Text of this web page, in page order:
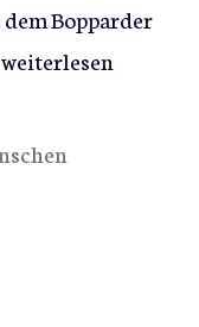
Bopparder
weiterlesen